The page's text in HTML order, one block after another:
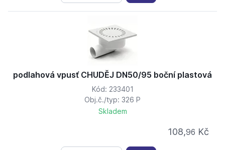
podlahová vpusť CHUDĚJ DN50/95 boční plastová
Kód: 233401
Obj.č./typ: 326 P
Skladem
108,96 Kč